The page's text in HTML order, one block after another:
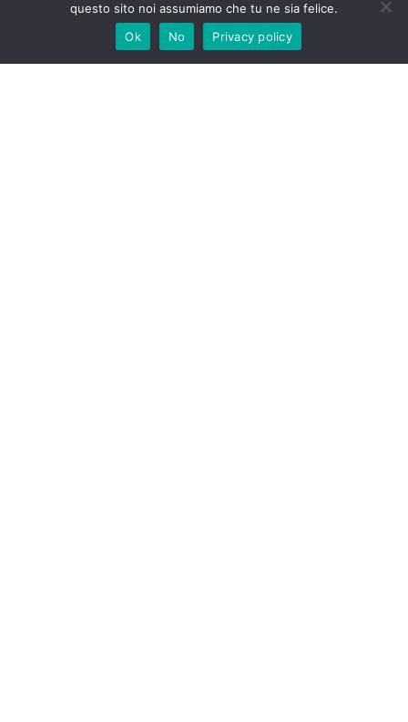
questo sito noi assumiamo che tu ne sia felice.
Ok
No Privacy policy